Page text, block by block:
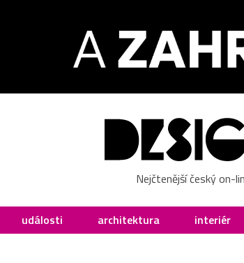
Nejčtenější český on-
události architektura interiér